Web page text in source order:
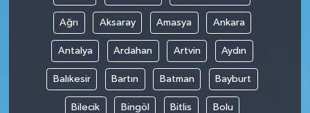
Ağrı Aksaray Amasya Ankara
Antalya Ardahan Artvin Aydın
Balıkesir Bartın Batman Bayburt
Bilecik Bingöl Bitlis Bolu